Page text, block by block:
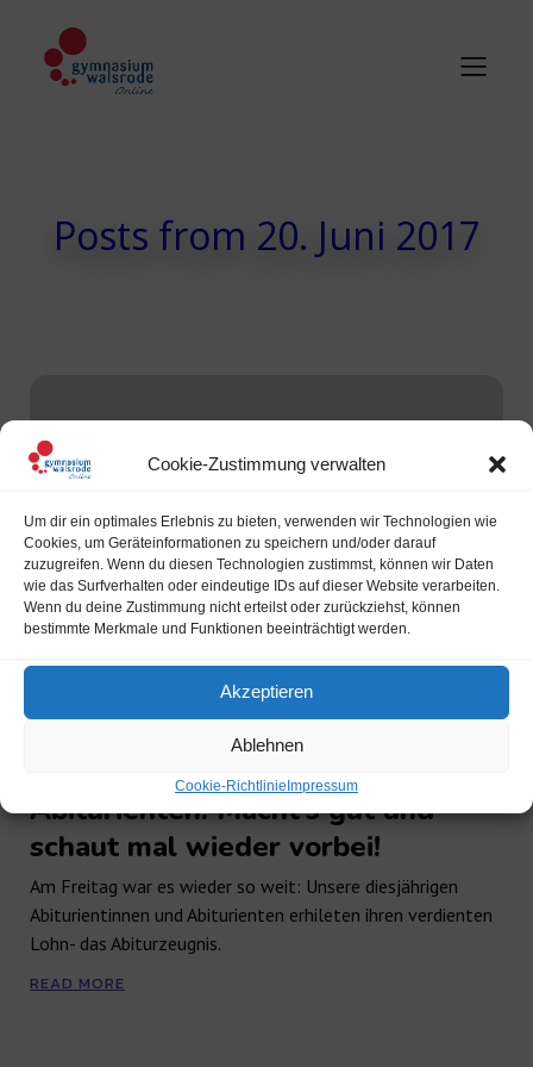
Cookie-Zustimmung verwalten
Um dir ein optimales Erlebnis zu bieten, verwenden wir Technologien wie
Cookies, um Geräteinformationen zu speichern und/oder darauf
zuzugreifen. Wenn du diesen Technologien zustimmst, können wir Daten
wie das Surfverhalten oder eindeutige IDs auf dieser Website verarbeiten.
Wenn du deine Zustimmung nicht erteilst oder zurückziehst, können
bestimmte Merkmale und Funktionen beeinträchtigt werden.
Akzeptieren
Ablehnen
Cookie-RichtlinieImpressum
Posts from 20. Juni 2017
Herzlichen Glückwunsch liebe
Abiturienten! Macht’s gut und
schaut mal wieder vorbei!
Am Freitag war es wieder so weit: Unsere diesjährigen
Abiturientinnen und Abiturienten erhileten ihren verdienten
Lohn- das Abiturzeugnis.
READ MORE